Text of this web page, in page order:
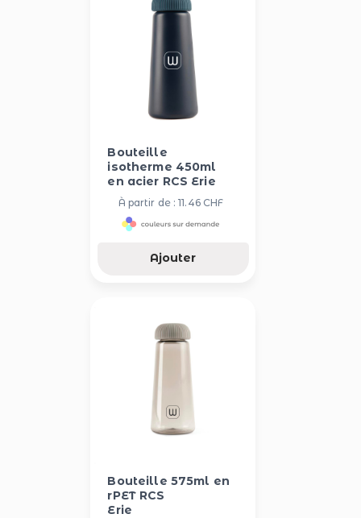
Bouteille
isotherme 450ml
en acier RCS Erie
À partir de : 11.46 CHF
Ajouter
Bouteille 575ml en
rPET RCS
Erie